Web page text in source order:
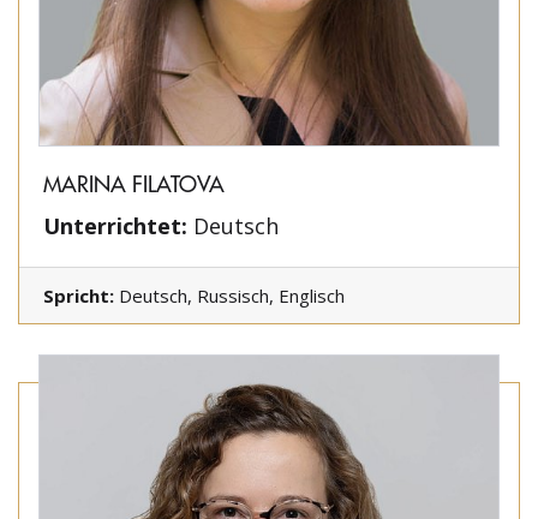
MARINA FILATOVA
Unterrichtet: Deutsch
Spricht: Deutsch, Russisch, Englisch